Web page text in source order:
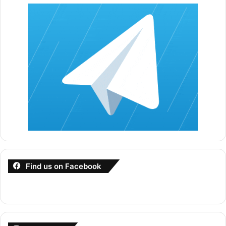
Jika 10% daripada harga sebuah mesin cetak
bersamaan dengan harga sebuah pembesar suara. 3
buah pembesar suara tersebut berharga RM156.
Berapakah harga bagi 2 buah mesin pencetak
tersebut?
A ) RM104
C ) RM1,040
Jawapan C
berhenti rehat selama 25 minit dan menyambung
Find us on Facebook